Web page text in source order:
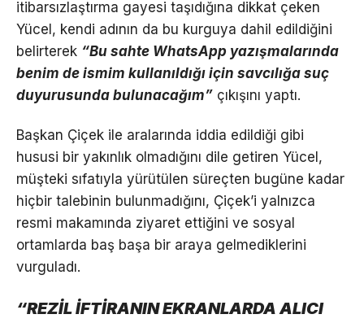
itibarsızlaştırma gayesi taşıdığına dikkat çeken
Yücel, kendi adının da bu kurguya dahil edildiğini
belirterek “Bu sahte WhatsApp yazışmalarında
benim de ismim kullanıldığı için savcılığa suç
duyurusunda bulunacağım” çıkışını yaptı.
Başkan Çiçek ile aralarında iddia edildiği gibi
hususi bir yakınlık olmadığını dile getiren Yücel,
müşteki sıfatıyla yürütülen süreçten bugüne kadar
hiçbir talebinin bulunmadığını, Çiçek’i yalnızca
resmi makamında ziyaret ettiğini ve sosyal
ortamlarda baş başa bir araya gelmediklerini
vurguladı.
“REZİL İFTİRANIN EKRANLARDA ALICI